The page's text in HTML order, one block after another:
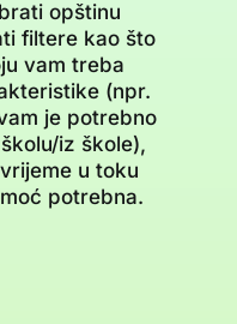
opštinu
filtere kao što
vam treba
(npr.
je potrebno
iz škole),
u toku
potrebna.